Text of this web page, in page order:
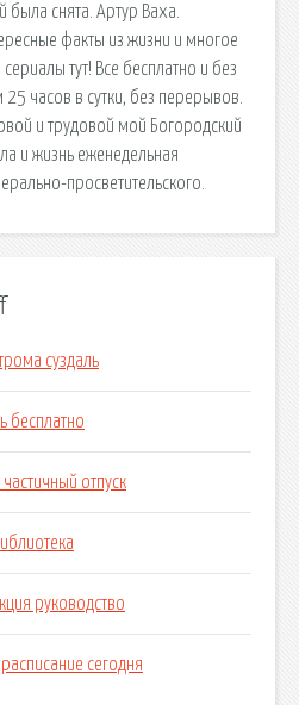
была снята. Артур Ваха.
факты из жизни и многое
тут! Все бесплатно и без
часов в сутки, без перерывов.
и трудовой мой Богородский
и жизнь еженедельная
просветительского.
суздаль
бесплатно
отпуск
руководство
сегодня